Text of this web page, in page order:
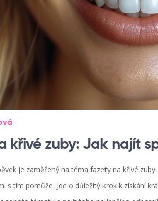
křivé zuby: Jak najít
je zaměřený na téma fazety na křivé
s tím pomůže. Jde o důležitý krok k získání